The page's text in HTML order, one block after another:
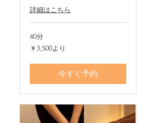
詳細はこちら
40分
3,500
円
り
￥3,500より
今すぐ予約